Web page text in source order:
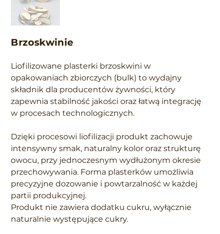
Brzoskwinie
Liofilizowane plasterki brzoskwini w
opakowaniach zbiorczych (bulk) to wydajny
składnik dla producentów żywności, który
zapewnia stabilność jakości oraz łatwą integrację
w procesach technologicznych.
Dzięki procesowi liofilizacji produkt zachowuje
intensywny smak, naturalny kolor oraz strukturę
owocu, przy jednoczesnym wydłużonym okresie
przechowywania. Forma plasterków umożliwia
precyzyjne dozowanie i powtarzalność w każdej
partii produkcyjnej.
Produkt nie zawiera dodatku cukru, wyłącznie
naturalnie występujące cukry.